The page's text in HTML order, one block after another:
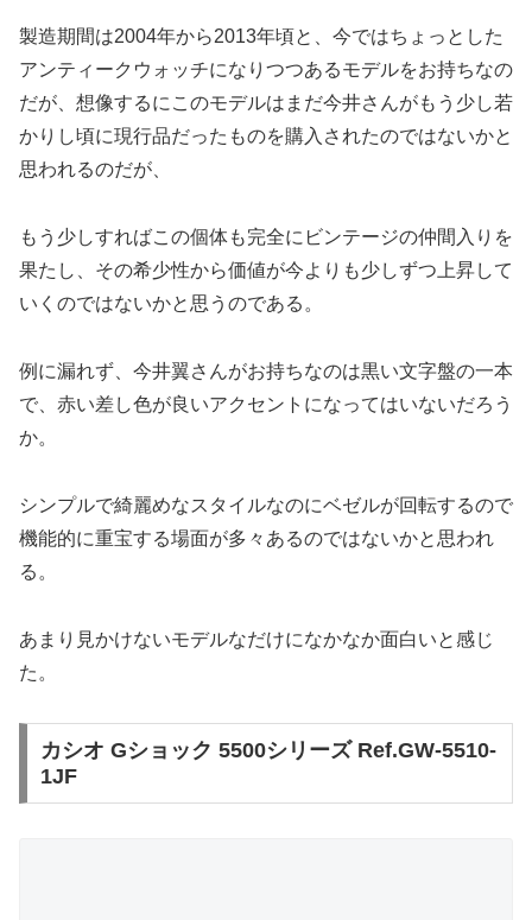
製造期間は2004年から2013年頃と、今ではちょっとした
アンティークウォッチになりつつあるモデルをお持ちなの
だが、想像するにこのモデルはまだ今井さんがもう少し若
かりし頃に現行品だったものを購入されたのではないかと
思われるのだが、
もう少しすればこの個体も完全にビンテージの仲間入りを
果たし、その希少性から価値が今よりも少しずつ上昇して
いくのではないかと思うのである。
例に漏れず、今井翼さんがお持ちなのは黒い文字盤の一本
で、赤い差し色が良いアクセントになってはいないだろう
か。
シンプルで綺麗めなスタイルなのにベゼルが回転するので
機能的に重宝する場面が多々あるのではないかと思われ
る。
あまり見かけないモデルなだけになかなか面白いと感じ
た。
カシオ Gショック 5500シリーズ Ref.GW-5510-
1JF